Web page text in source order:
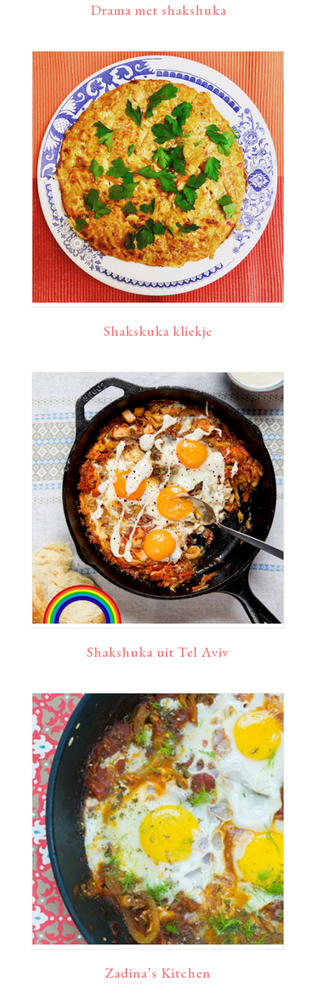
Drama met shakshuka
Shakskuka kliekje
Shakshuka uit Tel Aviv
Zadina’s Kitchen